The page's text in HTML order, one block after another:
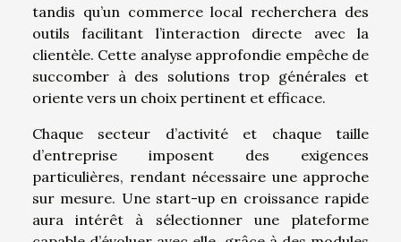
tandis qu’un commerce local recherchera des
outils facilitant l’interaction directe avec la
clientèle. Cette analyse approfondie empêche de
succomber à des solutions trop générales et
oriente vers un choix pertinent et efficace.
Chaque secteur d’activité et chaque taille
d’entreprise imposent des exigences
particulières, rendant nécessaire une approche
sur mesure. Une start-up en croissance rapide
aura intérêt à sélectionner une plateforme